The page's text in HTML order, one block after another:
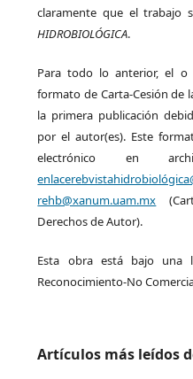
claramente que el trabajo
HIDROBIOLÓGICA.
Para todo lo anterior, el o
formato de Carta-Cesión de
la primera publicación
por el autor(es). Este
electrónico en
rehb@xanum.uam.mx
Derechos de Autor).
Esta obra está bajo una
Reconocimiento-No
Artículos más leídos